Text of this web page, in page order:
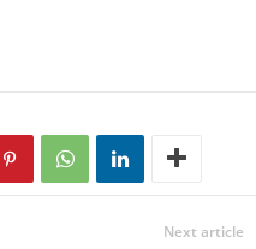
Next article